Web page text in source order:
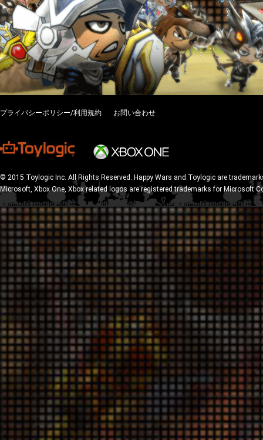
プライバシーポリシー/利用規約 お問い合わせ
© 2015 Toylogic Inc. All Rights Reserved. Happy Wars and Toylogic are
Microsoft, Xbox One, Xbox related logos are registered trademarks for Microsoft